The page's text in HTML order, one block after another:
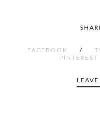
FACEBOOK /
PINTEREST